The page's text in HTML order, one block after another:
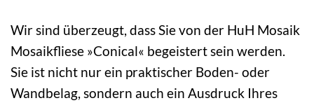
Wir sind überzeugt, dass Sie von der HuH Mosaik
Mosaikfliese »Conical« begeistert sein werden.
Sie ist nicht nur ein praktischer Boden- oder
Wandbelag, sondern auch ein Ausdruck Ihres